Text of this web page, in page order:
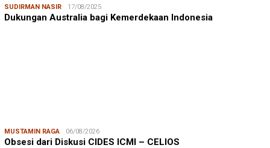
SUDIRMAN NASIR 17/08/2025
Dukungan Australia bagi Kemerdekaan Indonesia
MUSTAMIN RAGA 06/08/2026
Obsesi dari Diskusi CIDES ICMI – CELIOS